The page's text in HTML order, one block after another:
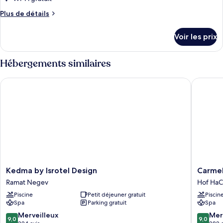
chambre :
Plus de détails
Plus
le
type
de
Chambre
Voir les prix
Hébergements similaires
Kedma
by
Isrotel
Design
Ramat
Negev
Kedma by Isrotel Design
Ramat Negev
Piscine
Petit déjeuner gratuit
Spa
Parking gratuit
9.0
9,0 Merveilleux
Kedma by Isrotel Design
Carmel
Forest
by
Isrotel
Hof
Hof
Spa
9.0
9,0
Carmel